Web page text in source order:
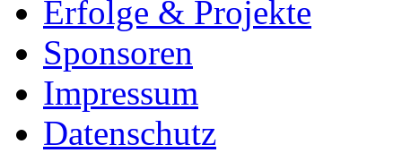
Erfolge & Projekte
Sponsoren
Impressum
Datenschutz